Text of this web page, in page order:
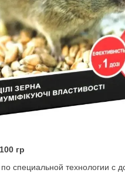
гр
специальной технологии с